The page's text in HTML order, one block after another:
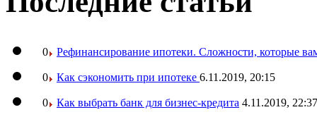
0 Рефинансирование ипотеки. Сложности, которые
0 Как сэкономить при ипотеке 6.11.2019, 20:15
0 Как выбрать банк для бизнес-кредита 4.11.2019, 22:37